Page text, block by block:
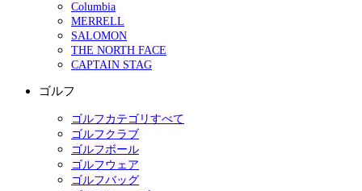
Columbia
MERRELL
SALOMON
THE NORTH FACE
CAPTAIN STAG
ゴルフ
ゴルフカテゴリすべて
ゴルフクラブ
ゴルフボール
ゴルフウェア
ゴルフバッグ